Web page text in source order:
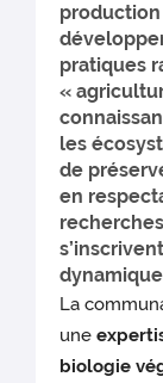
production
pratiques
«
les
de
en
La
une
biologie